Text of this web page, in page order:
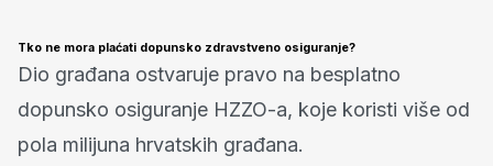
Tko ne mora plaćati dopunsko zdravstveno osiguranje?
Dio građana ostvaruje pravo na besplatno
dopunsko osiguranje HZZO-a, koje koristi više od
pola milijuna hrvatskih građana.